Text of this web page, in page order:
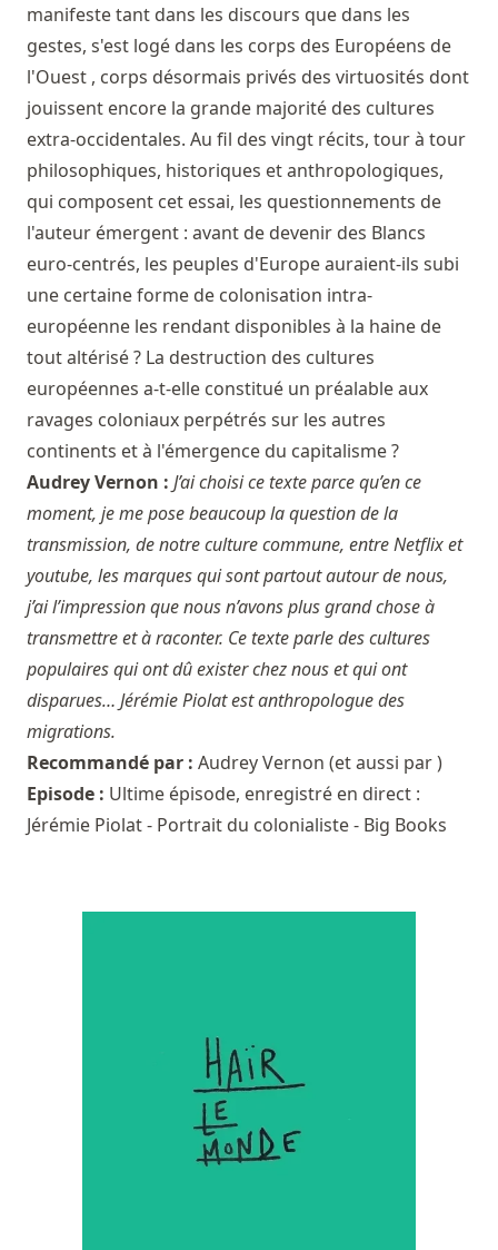
manifeste tant dans les discours que dans les
gestes, s'est logé dans les corps des Européens de
l'Ouest , corps désormais privés des virtuosités dont
jouissent encore la grande majorité des cultures
extra-occidentales. Au fil des vingt récits, tour à tour
philosophiques, historiques et anthropologiques,
qui composent cet essai, les questionnements de
l'auteur émergent : avant de devenir des Blancs
euro-centrés, les peuples d'Europe auraient-ils subi
une certaine forme de colonisation intra-
européenne les rendant disponibles à la haine de
tout altérisé ? La destruction des cultures
européennes a-t-elle constitué un préalable aux
ravages coloniaux perpétrés sur les autres
continents et à l'émergence du capitalisme ?
Audrey Vernon : J’ai choisi ce texte parce qu’en ce
moment, je me pose beaucoup la question de la
transmission, de notre culture commune, entre Netflix et
youtube, les marques qui sont partout autour de nous,
j’ai l’impression que nous n’avons plus grand chose à
transmettre et à raconter. Ce texte parle des cultures
populaires qui ont dû exister chez nous et qui ont
disparues… Jérémie Piolat est anthropologue des
migrations.
Recommandé par : Audrey Vernon (et aussi par )
Episode : Ultime épisode, enregistré en direct :
Jérémie Piolat - Portrait du colonialiste - Big Books